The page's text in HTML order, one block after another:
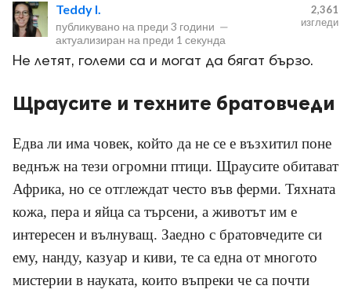
Teddy I.
публикувано на преди 3 години —
актуализиран на преди 1 секунда
2,361
изгледи
Не летят, големи са и могат да бягат бързо.
Щраусите и техните братовчеди
Едва ли има човек, който да не се е възхитил поне
веднъж на тези огромни птици. Щраусите обитават
Африка, но се отглеждат често във ферми. Тяхната
кожа, пера и яйца са търсени, а животът им е
интересен и вълнуващ. Заедно с братовчедите си
ему, нанду, казуар и киви, те са една от многото
мистерии в науката, които въпреки че са почти